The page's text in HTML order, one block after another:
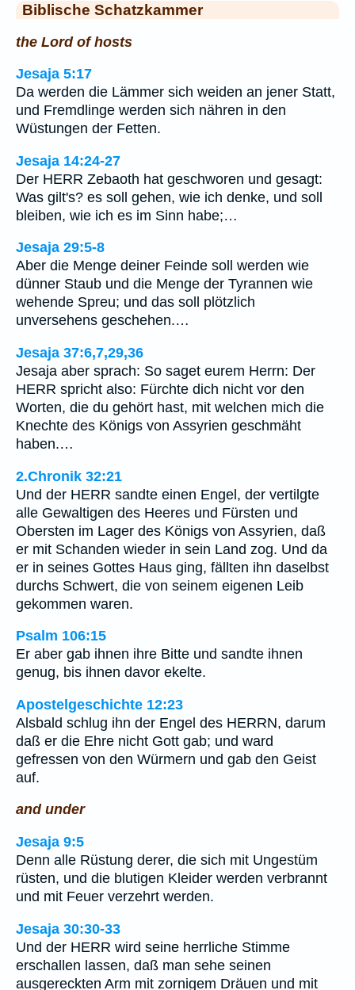
Biblische Schatzkammer
the Lord of hosts
Jesaja 5:17
Da werden die Lämmer sich weiden an jener Statt,
und Fremdlinge werden sich nähren in den
Wüstungen der Fetten.
Jesaja 14:24-27
Der HERR Zebaoth hat geschworen und gesagt:
Was gilt's? es soll gehen, wie ich denke, und soll
bleiben, wie ich es im Sinn habe;…
Jesaja 29:5-8
Aber die Menge deiner Feinde soll werden wie
dünner Staub und die Menge der Tyrannen wie
wehende Spreu; und das soll plötzlich
unversehens geschehen.…
Jesaja 37:6,7,29,36
Jesaja aber sprach: So saget eurem Herrn: Der
HERR spricht also: Fürchte dich nicht vor den
Worten, die du gehört hast, mit welchen mich die
Knechte des Königs von Assyrien geschmäht
haben.…
2.Chronik 32:21
Und der HERR sandte einen Engel, der vertilgte
alle Gewaltigen des Heeres und Fürsten und
Obersten im Lager des Königs von Assyrien, daß
er mit Schanden wieder in sein Land zog. Und da
er in seines Gottes Haus ging, fällten ihn daselbst
durchs Schwert, die von seinem eigenen Leib
gekommen waren.
Psalm 106:15
Er aber gab ihnen ihre Bitte und sandte ihnen
genug, bis ihnen davor ekelte.
Apostelgeschichte 12:23
Alsbald schlug ihn der Engel des HERRN, darum
daß er die Ehre nicht Gott gab; und ward
gefressen von den Würmern und gab den Geist
auf.
and under
Jesaja 9:5
Denn alle Rüstung derer, die sich mit Ungestüm
rüsten, und die blutigen Kleider werden verbrannt
und mit Feuer verzehrt werden.
Jesaja 30:30-33
Und der HERR wird seine herrliche Stimme
erschallen lassen, daß man sehe seinen
ausgereckten Arm mit zornigem Dräuen und mit